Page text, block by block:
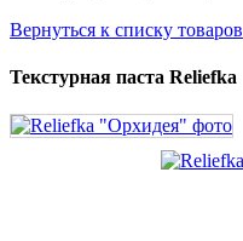
Вернуться к списку товаров
Текстурная паста Reliefka